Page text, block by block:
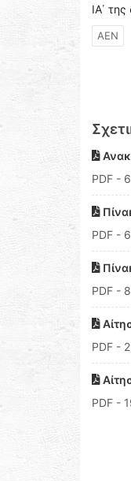
ΙΑ΄
ΑΕΝ
PDF -
PDF -
PDF -
PDF -
PDF -